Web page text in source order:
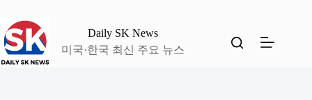
으
로
건
Daily SK News
미국·한국 최신 주요 뉴스